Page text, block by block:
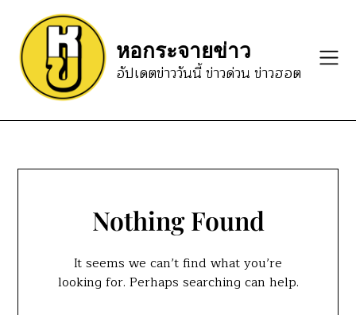
content
หอกระจายข่าว
อัปเดตข่าววันนี้ ข่าวด่วน ข่าวฮอต
Nothing Found
It seems we can’t find what you’re
looking for. Perhaps searching can help.